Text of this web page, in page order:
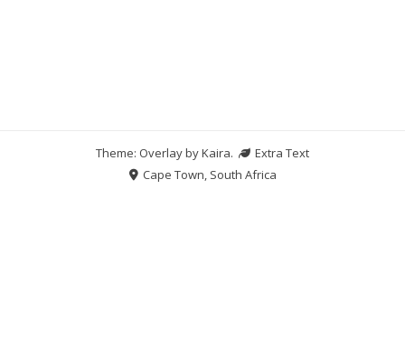
Theme: Overlay byKaira.
Extra Text
Cape Town, South Africa